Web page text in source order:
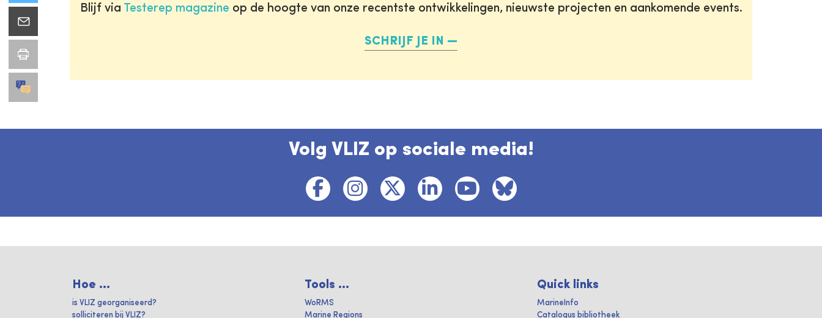
Blijf via Testerep magazine op de hoogte van onze recentste ontwikkelingen, nieuwste projecten en aankomende events.
SCHRIJF JE IN
Volg VLIZ op sociale media!
Hoe ...
is VLIZ georganiseerd?
solliciteren bij VLIZ?
Tools ...
WoRMS
Marine Regions
Quick links
MarineInfo
Catalogus bibliotheek